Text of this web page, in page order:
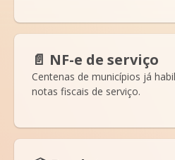
📄 NF-e de serviço
Centenas de municípios já
notas fiscais de serviço.